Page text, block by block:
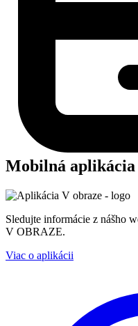
Mobilná aplikácia
Sledujte informácie z nášho
V OBRAZE.
Viac o aplikácii